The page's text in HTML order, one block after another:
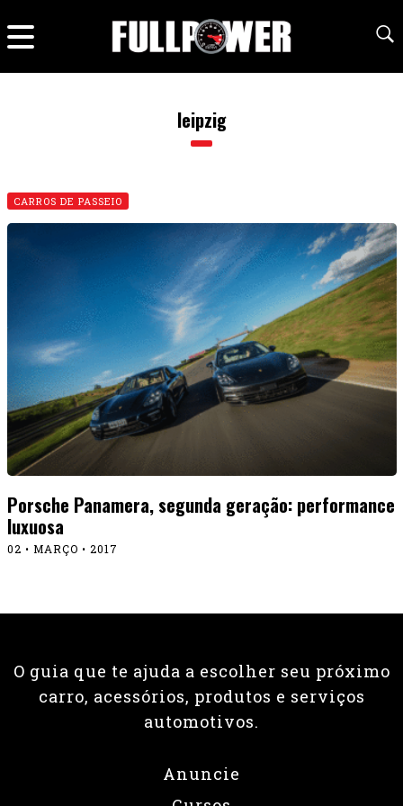
leipzig
CARROS DE PASSEIO
Porsche Panamera, segunda geração: performance
luxuosa
02 • MARÇO • 2017
O guia que te ajuda a escolher seu próximo
carro, acessórios, produtos e serviços
automotivos.
Anuncie